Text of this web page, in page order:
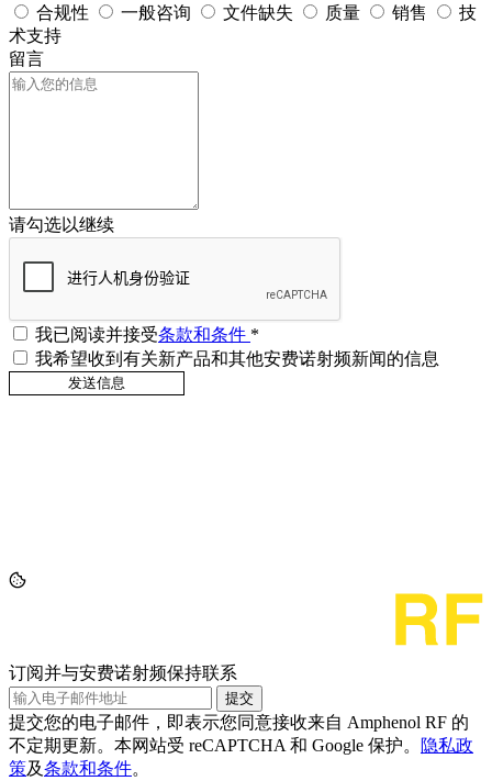
合规性
一般咨询 文件缺失 质量 销售
技
术支持
留言
请勾选以继续
我已阅读并接受条款和条件 *
我希望收到有关新产品和其他安费诺射频新闻的信息
订阅并与安费诺射频保持联系
提交
提交您的电子邮件，即表示您同意接收来自 Amphenol RF 的
不定期更新。本网站受 reCAPTCHA 和 Google 保护。
隐私政
策及条款和条件。